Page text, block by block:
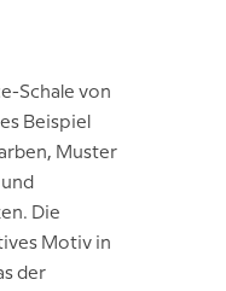
Schale von
Beispiel
Muster
Die
Motiv in
der